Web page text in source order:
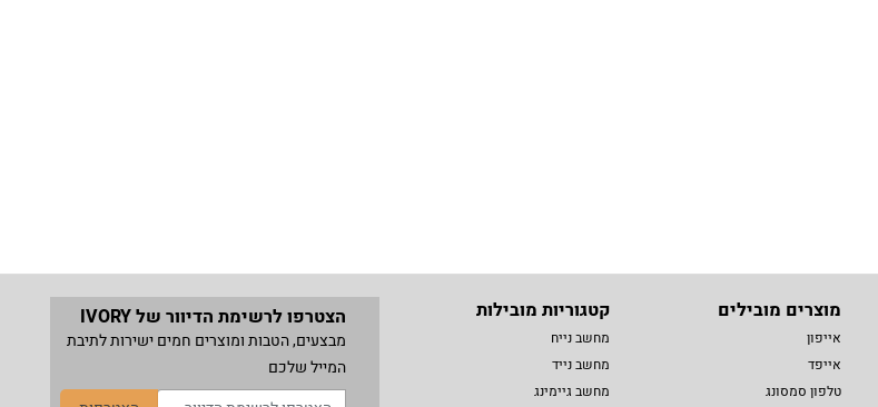
מוצרים מובילים
אייפון
אייפד
טלפון סמסונג
קטגוריות מובילות
מחשב נייח
מחשב נייד
מחשב גיימינג
הצטרפו לרשימת הדיוור של IVORY
מבצעים, הטבות ומוצרים חמים ישירות לתיבת
המייל שלכם